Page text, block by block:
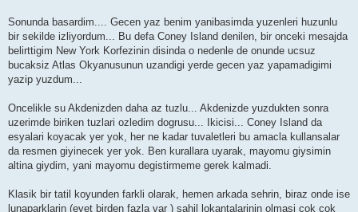
Sonunda basardim.... Gecen yaz benim yanibasimda yuzenleri huzunlu
bir sekilde izliyordum... Bu defa Coney Island denilen, bir onceki mesajda
belirttigim New York Korfezinin disinda o nedenle de onunde ucsuz
bucaksiz Atlas Okyanusunun uzandigi yerde gecen yaz yapamadigimi
yazip yuzdum...
Oncelikle su Akdenizden daha az tuzlu... Akdenizde yuzdukten sonra
uzerimde biriken tuzlari ozledim dogrusu... Ikicisi... Coney Island da
esyalari koyacak yer yok, her ne kadar tuvaletleri bu amacla kullansalar
da resmen giyinecek yer yok. Ben kurallara uyarak, mayomu giysimin
altina giydim, yani mayomu degistirmeme gerek kalmadi.
Klasik bir tatil koyunden farkli olarak, hemen arkada sehrin, biraz onde ise
lunaparklarin (evet birden fazla var ) sahil lokantalarinin olmasi cok cok